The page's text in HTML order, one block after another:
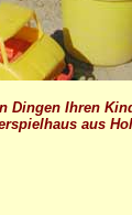
Dingen Ihren
aus